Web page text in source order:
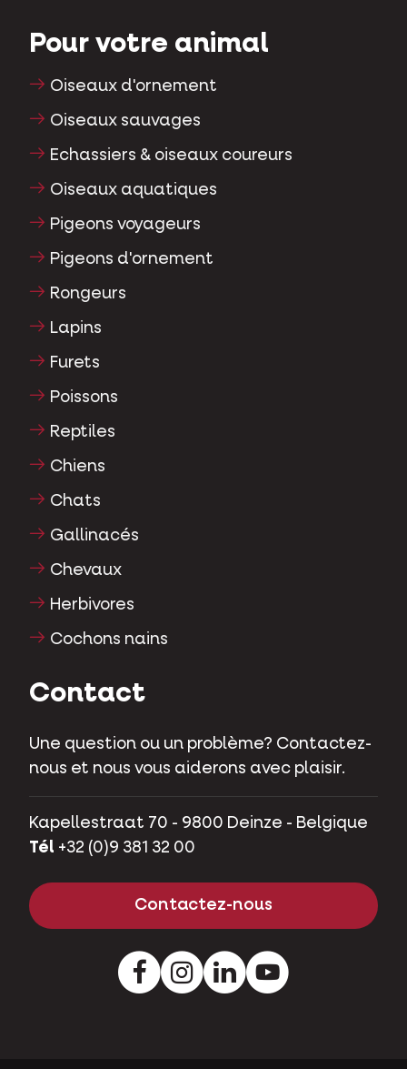
Pour votre animal
Oiseaux d'ornement
Oiseaux sauvages
Echassiers & oiseaux coureurs
Oiseaux aquatiques
Pigeons voyageurs
Pigeons d'ornement
Rongeurs
Lapins
Furets
Poissons
Reptiles
Chiens
Chats
Gallinacés
Chevaux
Herbivores
Cochons nains
Contact
Une question ou un problème? Contactez-
nous et nous vous aiderons avec plaisir.
Kapellestraat 70 - 9800 Deinze - Belgique
Tél +32 (0)9 381 32 00
Contactez-nous
FacebookInstagramLinkedInYoutube